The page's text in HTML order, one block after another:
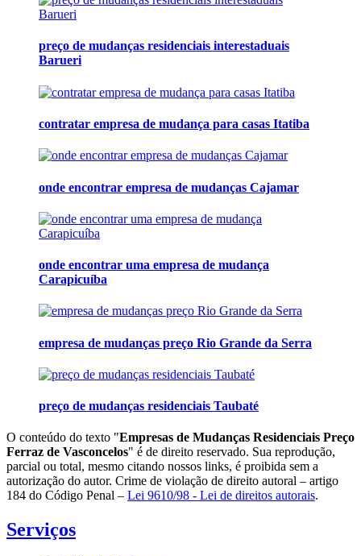
preço de mudanças residenciais interestaduais
Barueri
contratar empresa de mudança para casas Itatiba
onde encontrar empresa de mudanças Cajamar
onde encontrar uma empresa de mudança
Carapicuíba
empresa de mudanças preço Rio Grande da Serra
preço de mudanças residenciais Taubaté
O conteúdo do texto "Empresas de Mudanças Residenciais Preço
Ferraz de Vasconcelos" é de direito reservado. Sua reprodução,
parcial ou total, mesmo citando nossos links, é proibida sem a
autorização do autor. Crime de violação de direito autoral – artigo
184 do Código Penal – Lei 9610/98 - Lei de direitos autorais.
Serviços